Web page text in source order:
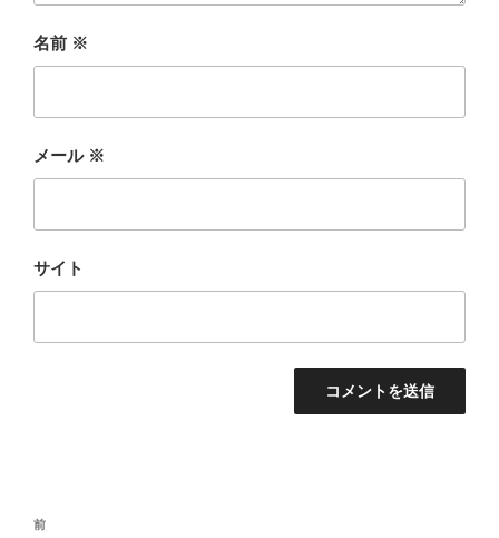
名前 ※
メール ※
サイト
投
前
前